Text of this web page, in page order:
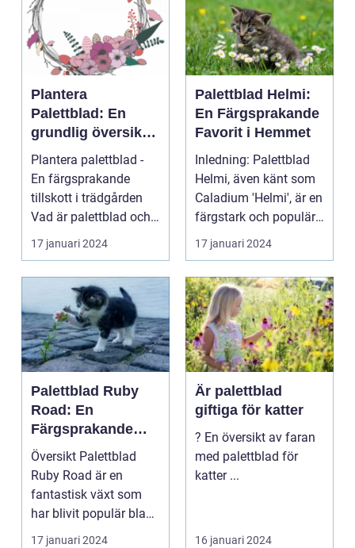
Plantera
Palettblad: En
grundlig översikt
och presentation
Plantera palettblad -
En färgsprakande
tillskott i trädgården
Vad är palettblad och
vilka typer fin...
17 januari 2024
Palettblad Helmi:
En Färgsprakande
Favorit i Hemmet
Inledning: Palettblad
Helmi, även känt som
Caladium 'Helmi', är en
färgstark och populär
växt som ha...
17 januari 2024
Palettblad Ruby
Road: En
Färgsprakande
Skapelse För
Trädgården
Översikt Palettblad
Ruby Road är en
fantastisk växt som
har blivit populär bland
trädgårdsentusiast...
17 januari 2024
Är palettblad
giftiga för katter
? En översikt av faran
med palettblad för
katter ...
16 januari 2024